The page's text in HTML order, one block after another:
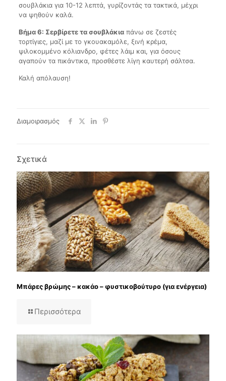
σουβλάκια για 10-12 λεπτά, γυρίζοντάς τα τακτικά, μέχρι
να ψηθούν καλά.
Βήμα 6: Σερβίρετε τα σουβλάκιαπάνω σε ζεστές
τορτίγιες, μαζί με το γκουακαμόλε, ξινή κρέμα,
ψιλοκομμένο κόλιανδρο, φέτες λάιμ και, για όσους
αγαπούν τα πικάντικα, προσθέστε λίγη καυτερή σάλτσα.
Καλή απόλαυση!
Διαμοιρασμός
Σχετικά
Μπάρες βρώμης – κακάο – φυστικοβούτυρο (για ενέργεια)
Περισσότερα